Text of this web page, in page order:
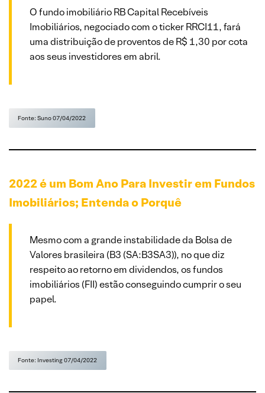
O fundo imobiliário RB Capital Recebíveis
Imobiliários, negociado com o ticker RRCI11, fará
uma distribuição de proventos de R$ 1,30 por cota
aos seus investidores em abril.
Fonte: Suno 07/04/2022
2022 é um Bom Ano Para Investir em Fundos
Imobiliários; Entenda o Porquê
Mesmo com a grande instabilidade da Bolsa de
Valores brasileira (B3 (SA:B3SA3)), no que diz
respeito ao retorno em dividendos, os fundos
imobiliários (FII) estão conseguindo cumprir o seu
papel.
Fonte: Investing 07/04/2022